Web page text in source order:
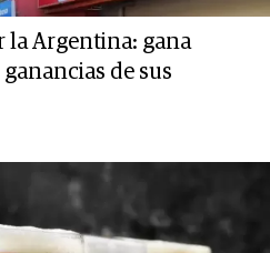
la Argentina: gana
de sus